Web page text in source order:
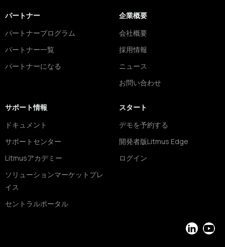
パートナー
パートナープログラム
パートナー一覧
パートナーになる
企業概要
会社概要
採用情報
ニュース
お問い合わせ
サポート情報
ドキュメント
サポートセンター
Litmusアカデミー
ソリューションマーケットプレ
イス
セントラルポータル
スタート
デモを予約する
開発者版Litmus Edge
ログイン
LinkedIn